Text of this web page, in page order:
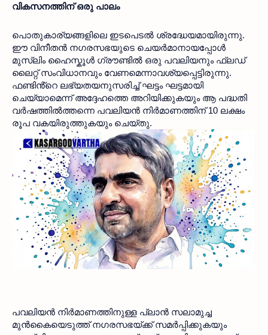
വികസനത്തിന് ഒരു പാലം
പൊതുകാര്യങ്ങളിലെ ഇടപെടൽ ശ്രദ്ധേയമായിരുന്നു.
ഈ വിനീതൻ നഗരസഭയുടെ ചെയർമാനായപ്പോൾ
മുസ്ലിം ഹൈസ്കൂൾ ഗ്രൗണ്ടിൽ ഒരു പവലിയനും ഫ്ലഡ്
ലൈറ്റ് സംവിധാനവും വേണമെന്നാവശ്യപ്പെട്ടിരുന്നു.
ഫണ്ടിൻ്റെ ലഭ്യതയനുസരിച്ച് ഘട്ടം ഘട്ടമായി
ചെയ്യാമെന്ന് അദ്ദേഹത്തെ അറിയിക്കുകയും ആ പദ്ധതി
വർഷത്തിൽത്തന്നെ പവലിയൻ നിർമാണത്തിന് 10 ലക്ഷം
രൂപ വകയിരുത്തുകയും ചെയ്തു.
പവലിയൻ നിർമാണത്തിനുള്ള പ്ലാൻ സലാമുച്ച
മുൻകൈയെടുത്ത് നഗരസഭയ്ക്ക് സമർപ്പിക്കുകയും